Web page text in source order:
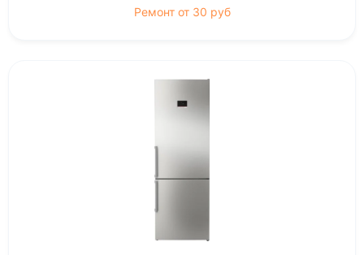
Ремонт от 30 руб